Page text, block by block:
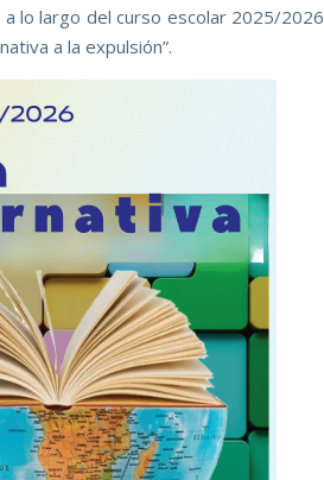
lo largo del curso escolar 2025/2026
a la expulsión”.